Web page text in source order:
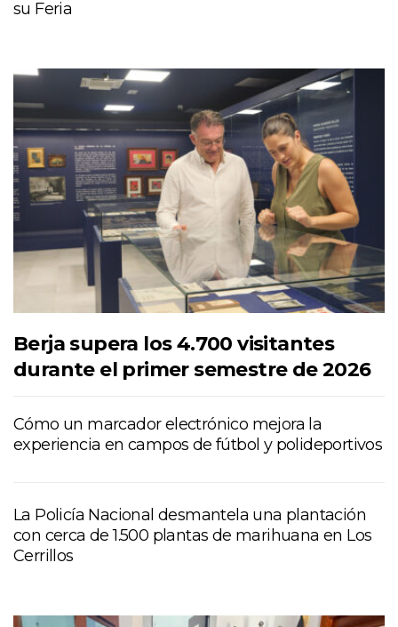
su Feria
Berja supera los 4.700 visitantes
durante el primer semestre de 2026
Cómo un marcador electrónico mejora la
experiencia en campos de fútbol y polideportivos
La Policía Nacional desmantela una plantación
con cerca de 1.500 plantas de marihuana en Los
Cerrillos